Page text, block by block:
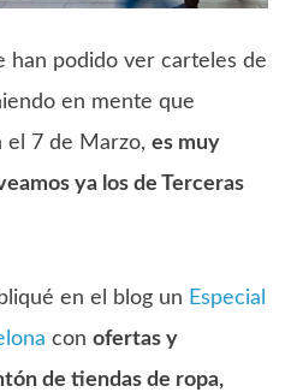
han podido ver carteles de
en mente que
el 7 de Marzo,es muy
ya los de Terceras
en el blog un Especial
conofertas y
de tiendas de ropa,